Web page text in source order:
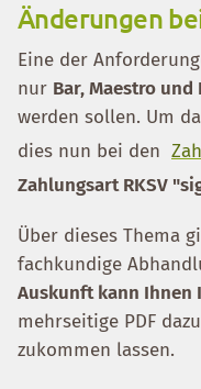
Änderungen
Eine der
nur Bar, Maestro
werden sollen. Um
dies nun bei den
Zahlungsart RKSV
Über dieses Thema
fachkundige
Auskunft kann Ihnen
mehrseitige PDF
zukommen lassen.